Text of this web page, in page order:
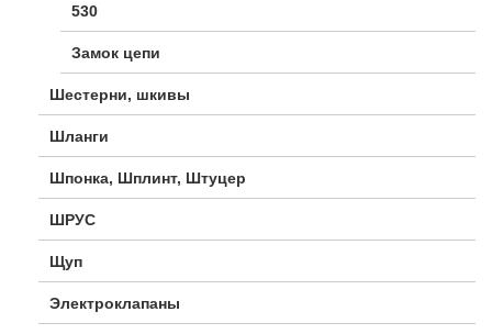
530
Замок цепи
Шестерни, шкивы
Шланги
Шпонка, Шплинт, Штуцер
ШРУС
Щуп
Электроклапаны